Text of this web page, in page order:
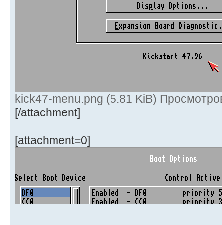
kick47-menu.png (5.81 KiB)
[/attachment]
[attachment=0]